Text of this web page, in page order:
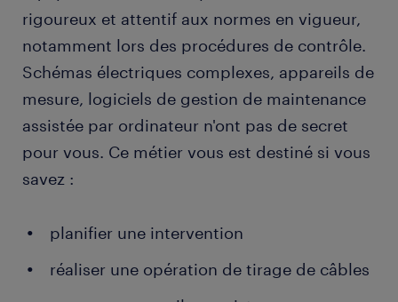
rigoureux et attentif aux normes en vigueur,
notamment lors des procédures de contrôle.
Schémas électriques complexes, appareils de
mesure, logiciels de gestion de maintenance
assistée par ordinateur n'ont pas de secret
pour vous. Ce métier vous est destiné si vous
savez :
planifier une intervention
réaliser une opération de tirage de câbles